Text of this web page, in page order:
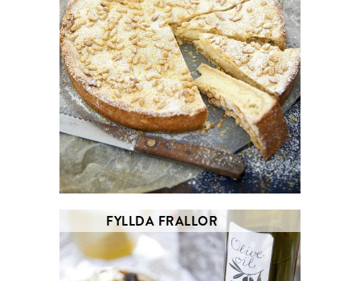
FYLLDA FRALLOR